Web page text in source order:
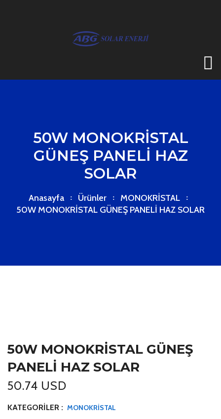
50W MONOKRİSTAL
GÜNEŞ PANELİ HAZ
SOLAR
Anasayfa Ürünler
MONOKRİSTAL
50W MONOKRİSTAL GÜNEŞ PANELİ HAZ SOLAR
50W MONOKRİSTAL GÜNEŞ
PANELİ HAZ SOLAR
50.74 USD
KATEGORILER : MONOKRİSTAL